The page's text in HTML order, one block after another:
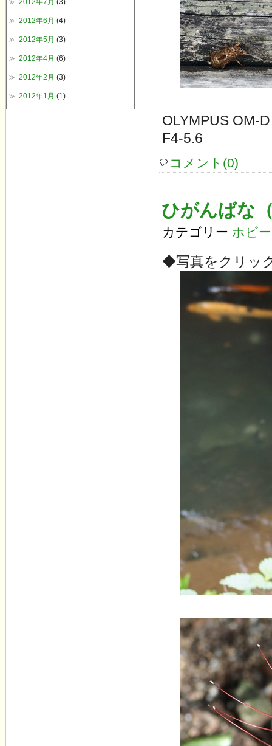
OLYMPUS
F4-5.6
コメント(0)
ひがんばな
カテゴリー ホビー
◆写真をクリッ
2012年7月 (3)
2012年6月 (4)
2012年5月 (3)
2012年4月 (6)
2012年2月 (3)
2012年1月 (1)